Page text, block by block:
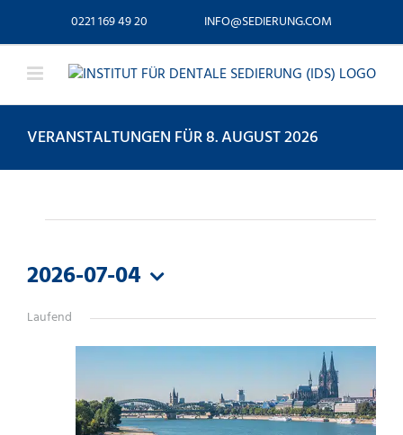
0221 169 49 20 INFO@SEDIERUNG.COM
VERANSTALTUNGEN FÜR 8. AUGUST 2026
FÜR
4.
JULI
2026
2026-07-04
Datum
wählen.
Laufend